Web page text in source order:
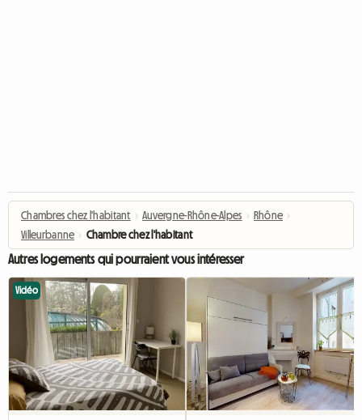
Chambres chez l'habitant › Auvergne-Rhône-Alpes › Rhône ›
Villeurbanne › Chambre chez l'habitant
Autres logements qui pourraient vous intéresser
Vidéo